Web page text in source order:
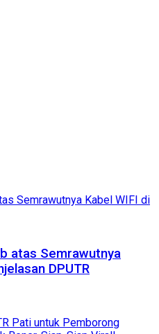
atas Semrawutnya
DPUTR